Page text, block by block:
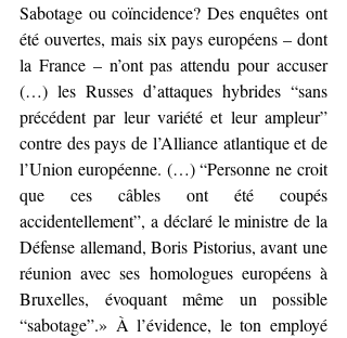
Sabotage ou coïncidence? Des enquêtes ont
été ouvertes, mais six pays européens – dont
la France – n’ont pas attendu pour accuser
(…) les Russes d’attaques hybrides “sans
précédent par leur variété et leur ampleur”
contre des pays de l’Alliance atlantique et de
l’Union européenne. (…) “Personne ne croit
que ces câbles ont été coupés
accidentellement”, a déclaré le ministre de la
Défense allemand, Boris Pistorius, avant une
réunion avec ses homologues européens à
Bruxelles, évoquant même un possible
“sabotage”.» À l’évidence, le ton employé